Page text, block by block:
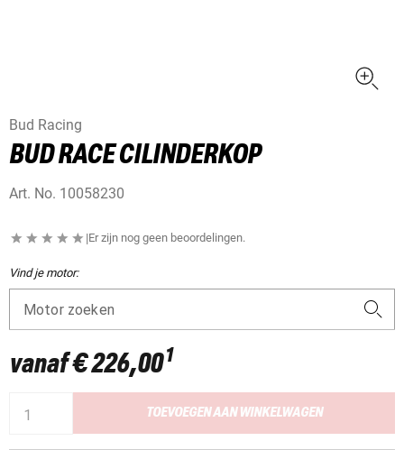
Bud Racing
BUD RACE CILINDERKOP
Art. No. 10058230
|Er zijn nog geen beoordelingen.
Vind je motor:
Motor zoeken
vanaf€ 226,001
TOEVOEGEN AAN WINKELWAGEN